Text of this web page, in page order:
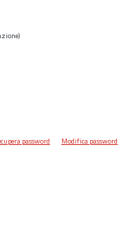
password Modifica password